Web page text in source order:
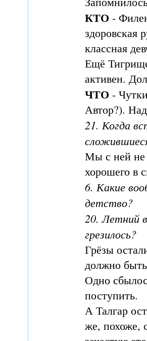
КТО -
здоровская
классная
Ещё
активен.
ЧТО -
Автор?).
21. Когда
Мы с ней не
хорошего в
6. Какие
детство?
20. Летний
грезилось?
Грёзы
должно
Одно
поступить.
А Талгар
же, похоже,